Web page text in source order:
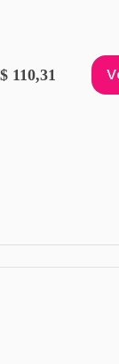
110,31